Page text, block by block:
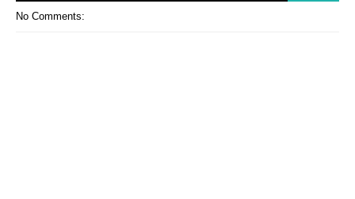
No Comments: